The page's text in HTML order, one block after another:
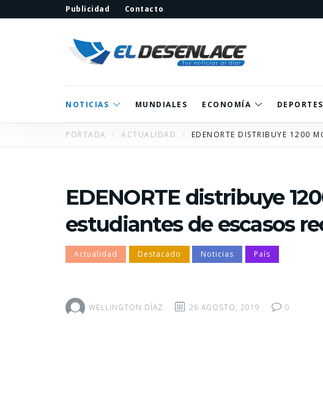
Publicidad Contacto
NOTICIAS MUNDIALES ECONOMÍA DEPORTES
PORTADA ACTUALIDAD EDENORTE DISTRIBUYE 1200
EDENORTE distribuye
estudiantes de escasos
Actualidad Destacado Noticias País
WELLINGTON DÍAZ 26 AGOSTO, 2019
0